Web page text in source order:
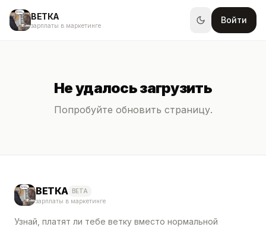
ВЕТКА
зарплаты в маркетинге
Войти
Не удалось загрузить
Попробуйте обновить страницу.
ВЕТКА BETA
зарплаты в маркетинге
Узнай, платят ли тебе ветку вместо нормальной